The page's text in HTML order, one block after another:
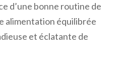
d’une bonne routine de
alimentation équilibrée
et éclatante de